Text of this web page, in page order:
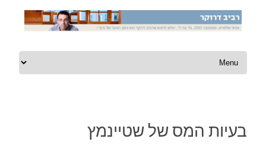
Skip to content
בעיות המס של שטיינמץ